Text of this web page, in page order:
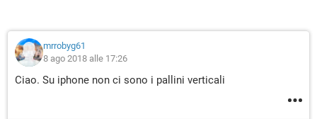
mrrobyg61
8 ago 2018 alle 17:26
Ciao. Su iphone non ci sono i pallini verticali